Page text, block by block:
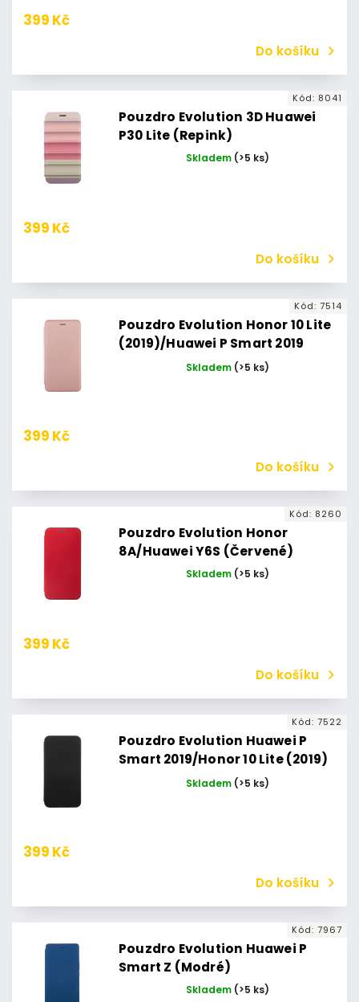
399 Kč
Do košíku
Pouzdro Evolution 3D Huawei
P30 Lite (Repink)
Skladem (>5 ks)
399 Kč
Do košíku
Kód: 8041
Pouzdro Evolution Honor 10 Lite
(2019)/Huawei P Smart 2019
(RoseGold)Skladem (>5 ks)
399 Kč
Do košíku
Kód: 7514
Pouzdro Evolution Honor
8A/Huawei Y6S (Červené)
Skladem (>5 ks)
399 Kč
Do košíku
Kód: 8260
Pouzdro Evolution Huawei P
Smart 2019/Honor 10 Lite (2019)
Skladem (>5 ks)
399 Kč
Do košíku
Kód: 7522
Pouzdro Evolution Huawei P
Smart Z (Modré)
Skladem (>5 ks)
Kód: 7967